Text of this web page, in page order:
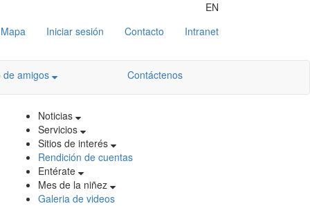
EN
Mapa
Iniciar sesión Contacto Intranet
de amigos Contáctenos
Noticias
Servicios
Sitios de interés
Rendición de cuentas
Entérate
Mes de la niñez
Galeria de videos